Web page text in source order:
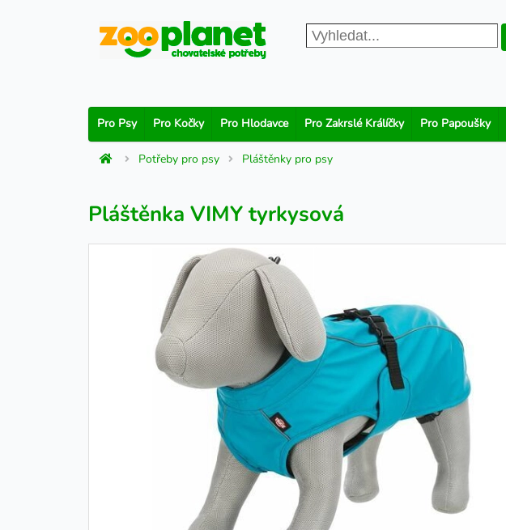
Pro Psy Pro Kočky Pro Hlodavce Pro Zakrslé Králíčky Pro Papoušky
Potřeby pro psy Pláštěnky pro psy
Pláštěnka VIMY tyrkysová